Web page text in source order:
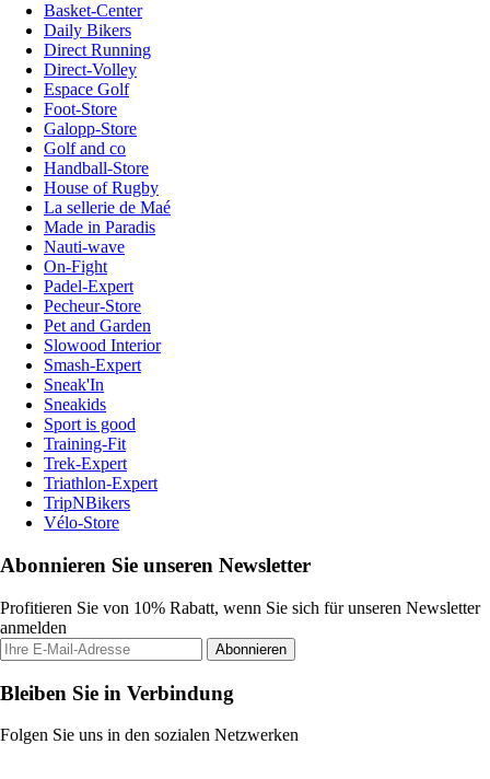
Basket-Center
Daily Bikers
Direct Running
Direct-Volley
Espace Golf
Foot-Store
Galopp-Store
Golf and co
Handball-Store
House of Rugby
La sellerie de Maé
Made in Paradis
Nauti-wave
On-Fight
Padel-Expert
Pecheur-Store
Pet and Garden
Slowood Interior
Smash-Expert
Sneak'In
Sneakids
Sport is good
Training-Fit
Trek-Expert
Triathlon-Expert
TripNBikers
Vélo-Store
Abonnieren Sie unseren Newsletter
Profitieren Sie von 10% Rabatt, wenn Sie sich für unseren Newsletter
anmelden
Abonnieren
Bleiben Sie in Verbindung
Folgen Sie uns in den sozialen Netzwerken